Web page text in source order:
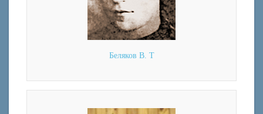
Беляков В. Т